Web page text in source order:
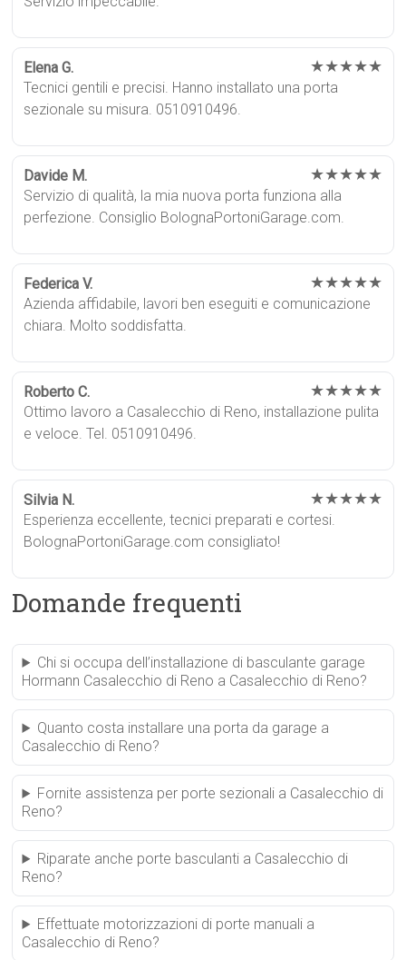
Elena G. ★★★★★
Tecnici gentili e precisi. Hanno installato una porta
sezionale su misura. 0510910496.
Davide M. ★★★★★
Servizio di qualità, la mia nuova porta funziona alla
perfezione. Consiglio BolognaPortoniGarage.com.
Federica V. ★★★★★
Azienda affidabile, lavori ben eseguiti e comunicazione
chiara. Molto soddisfatta.
Roberto C. ★★★★★
Ottimo lavoro a Casalecchio di Reno, installazione pulita
e veloce. Tel. 0510910496.
Silvia N. ★★★★★
Esperienza eccellente, tecnici preparati e cortesi.
BolognaPortoniGarage.com consigliato!
Domande frequenti
Chi si occupa dell’installazione di basculante garage
Hormann Casalecchio di Reno a Casalecchio di Reno?
Quanto costa installare una porta da garage a
Casalecchio di Reno?
Fornite assistenza per porte sezionali a Casalecchio di
Reno?
Riparate anche porte basculanti a Casalecchio di
Reno?
Effettuate motorizzazioni di porte manuali a
Casalecchio di Reno?